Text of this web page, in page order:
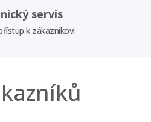
servis
k zákazníkovi